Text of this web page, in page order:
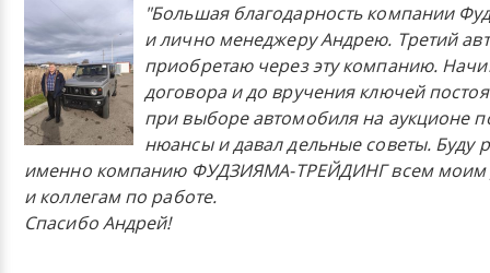
"Большая благодарность компании
и лично менеджеру Андрею. Третий
приобретаю через эту компанию.
договора и до вручения ключей
при выборе автомобиля на аукционе
нюансы и давал дельные советы. Буду
именно компанию ФУДЗИЯМА-ТРЕЙДИНГ всем моим
и коллегам по работе.
Спасибо Андрей!